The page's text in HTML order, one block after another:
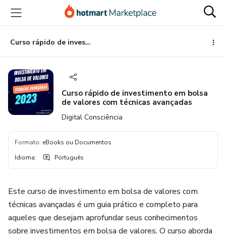
para
conteúdo
principal
para
pagamento
para
rodapé
Curso rápido de investimento em bolsa de valores com técnicas avançadas
Curso rápido de investimento em bolsa
de valores com técnicas avançadas
Digital Consciência
Formato: eBooks ou Documentos
Idioma: Português
Este curso de investimento em bolsa de valores com
técnicas avançadas é um guia prático e completo para
aqueles que desejam aprofundar seus conhecimentos
sobre investimentos em bolsa de valores. O curso aborda